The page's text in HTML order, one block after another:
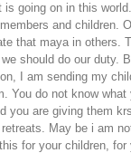
going on in this
and children.
that maya in others.
should do our
I am sending my
You do not know
you are giving them
May be i am
for your children,